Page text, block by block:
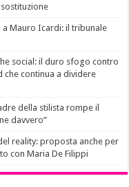
a Mauro Icardi: il tribunale
social: il duro sfogo contro
continua a dividere
della stilista rompe il
davvero”
reality: proposta anche per
con Maria De Filippi